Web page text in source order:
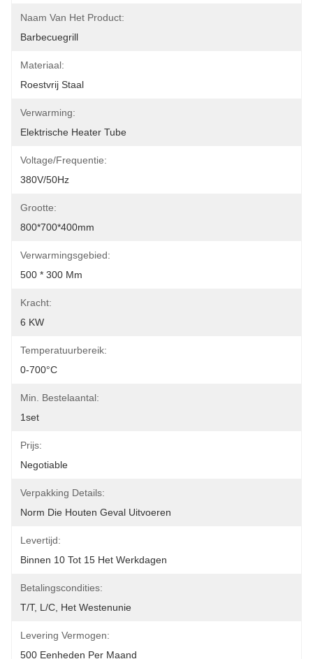
Naam Van Het Product:
Barbecuegrill
Materiaal:
Roestvrij Staal
Verwarming:
Elektrische Heater Tube
Voltage/frequentie:
380V/50Hz
Grootte:
800*700*400mm
Verwarmingsgebied:
500 * 300 Mm
Kracht:
6 KW
Temperatuurbereik:
0-700°C
Min. Bestelaantal:
1set
Prijs:
Negotiable
Verpakking Details:
Norm Die Houten Geval Uitvoeren
Levertijd:
Binnen 10 Tot 15 Het Werkdagen
Betalingscondities:
T/T, L/C, Het Westenunie
Levering Vermogen:
500 Eenheden Per Maand